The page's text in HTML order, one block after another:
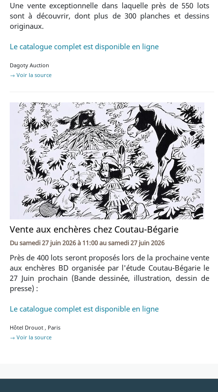
Une vente exceptionnelle dans laquelle près de 550 lots
sont à découvrir, dont plus de 300 planches et dessins
originaux.
Le catalogue complet est disponible en ligne
Dagoty Auction
→ Voir la source
Vente aux enchères chez Coutau-Bégarie
Dusamedi 27 juin 2026 à 11:00ausamedi 27 juin 2026
Près de 400 lots seront proposés lors de la prochaine vente
aux enchères BD organisée par l'étude Coutau-Bégarie le
27 Juin prochain (Bande dessinée, illustration, dessin de
presse) :
Le catalogue complet est disponible en ligne
Hôtel Drouot , Paris
→ Voir la source